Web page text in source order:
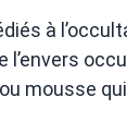
à
l’envers
mousse